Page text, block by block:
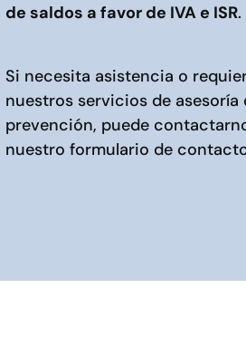
de saldos a favor de IVA e ISR.
Si necesita asistencia o
nuestros servicios de asesoría
prevención, puede
nuestro formulario de